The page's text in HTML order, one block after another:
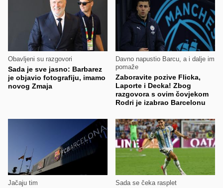
Obavljeni su razgovori
Sada je sve jasno: Barbarez
je objavio fotografiju, imamo
novog Zmaja
Davno napustio Barcu, a i dalje im
pomaže
Zaboravite pozive Flicka,
Laporte i Decka! Zbog
razgovora s ovim čovjekom
Rodri je izabrao Barcelonu
Jačaju tim Sada se čeka rasplet